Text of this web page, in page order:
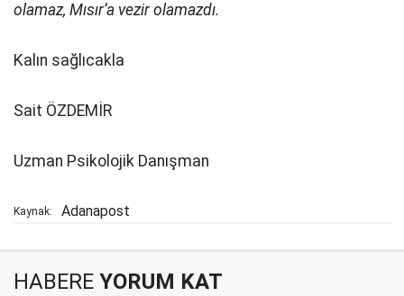
olamaz, Mısır’a vezir olamazdı.
Kalın sağlıcakla
Sait ÖZDEMİR
Uzman Psikolojik Danışman
Kaynak: Adanapost
HABERE YORUM KAT